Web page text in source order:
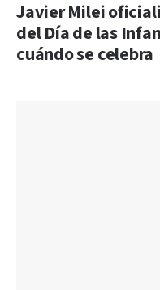
Javier Milei
del Día de las
cuándo se celebra